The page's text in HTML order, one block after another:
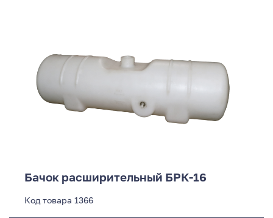
Бачок расширительный БРК-16
Код товара 1366